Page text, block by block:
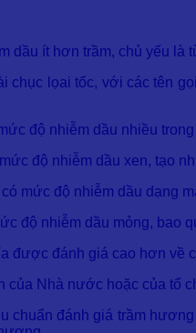
dầu ít hơn trầm, chủ yếu là
chục lọai tốc, với các tên
độ nhiễm dầu nhiều
độ nhiễm dầu xen, tạo
mức độ nhiễm dầu dạng
độ nhiễm dầu mỏng, bao
được đánh giá cao hơn về
của Nhà nước hoặc của tổ
chuẩn đánh giá trầm